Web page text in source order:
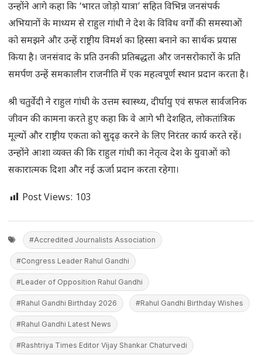
उन्होंने आगे कहा कि ‘भारत जोड़ो यात्रा’ सहित विभिन्न जनसंपर्क
अभियानों के माध्यम से राहुल गांधी ने देश के विविध वर्गों की समस्याओं
को समझने और उन्हें राष्ट्रीय विमर्श का हिस्सा बनाने का सार्थक प्रयास
किया है। जनसंवाद के प्रति उनकी प्रतिबद्धता और जनसरोकारों के प्रति
समर्पण उन्हें समकालीन राजनीति में एक महत्वपूर्ण स्थान प्रदान करता है।
श्री चतुर्वेदी ने राहुल गांधी के उत्तम स्वास्थ्य, दीर्घायु एवं सफल सार्वजनिक
जीवन की कामना करते हुए कहा कि वे आगे भी देशहित, लोकतांत्रिक
मूल्यों और राष्ट्रीय एकता को सुदृढ़ करने के लिए निरंतर कार्य करते रहें।
उन्होंने आशा व्यक्त की कि राहुल गांधी का नेतृत्व देश के युवाओं को
सकारात्मक दिशा और नई ऊर्जा प्रदान करता रहेगा।
Post Views: 103
#Accredited Journalists Association
#Congress Leader Rahul Gandhi
#Leader of Opposition Rahul Gandhi
#Rahul Gandhi Birthday 2026 #Rahul Gandhi Birthday Wishes
#Rahul Gandhi Latest News
#Rashtriya Times Editor Vijay Shankar Chaturvedi